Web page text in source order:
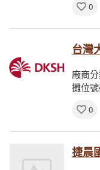
0
台灣
廠商分
攤位
0
捷晨